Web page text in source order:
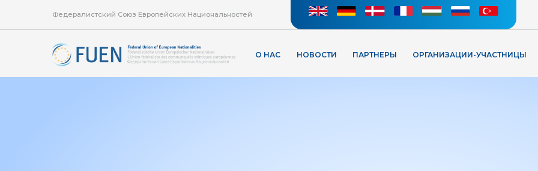
Федералистский Союз Европейских Национальностей
О НАС НОВОСТИ ПАРТНЕРЫ ОРГАНИЗАЦИИ-УЧАСТНИЦЫ